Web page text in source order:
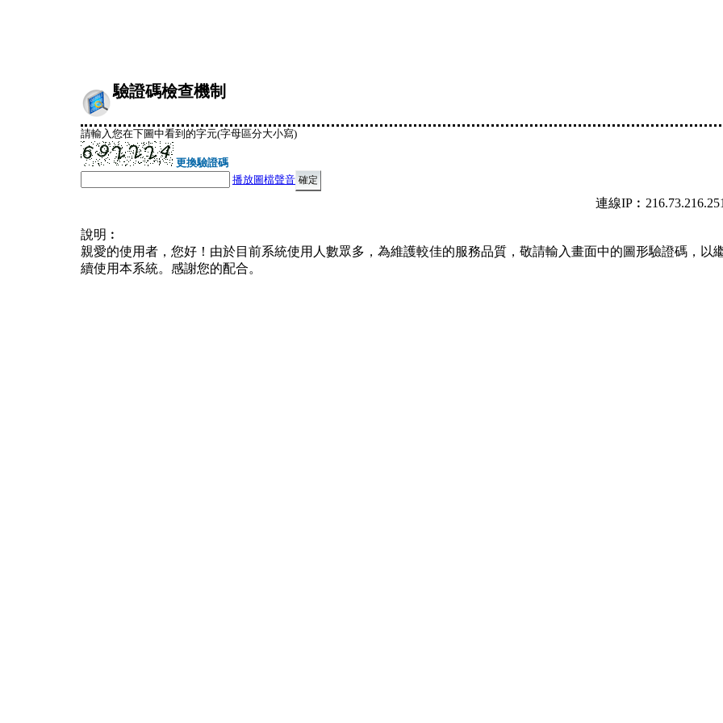
驗證碼檢查機制
請輸入您在下圖中看到的字元(字母區分大小寫)
更換驗證碼
播放圖檔聲音
連線
說明︰
親愛的使用者，您好！由於目前系統使用人數眾多，為維護較佳的服務品質，敬請輸入畫面中的圖形驗證碼，以
續使用本系統。感謝您的配合。